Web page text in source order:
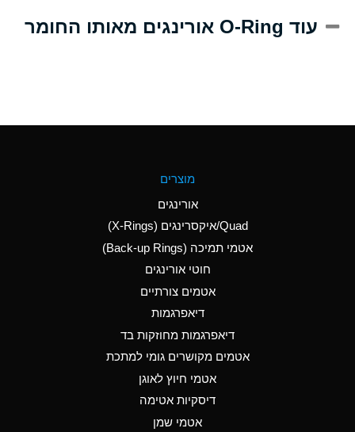
(Aqueous)
Aluminum Nitrate
(Aqueous)
Aluminum Phosphate
Ammonia Anhydrous
C
Ammonia Gas (cold)
A
Ammonia Gas (hot)
עוד O-Ring אורינגים מאותו החומר
מוצרים
אורינגים
Quad/איקסרינגים (X-Rings)
אטמי תמיכה (Back-up Rings)
חוטי אורינגים
אטמים צורתיים
דיאפרגמות
דיאפרגמות מחוזקות בד
אטמים מקושרים גומי למתכת
אטמי חיוץ לאוגן
דיסקיות אטימה
אטמי שמן